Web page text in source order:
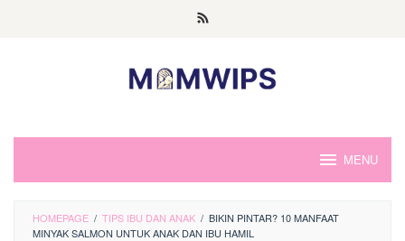
MENU
HOMEPAGE / TIPS IBU DAN ANAK / BIKIN PINTAR? 10 MANFAAT
MINYAK SALMON UNTUK ANAK DAN IBU HAMIL